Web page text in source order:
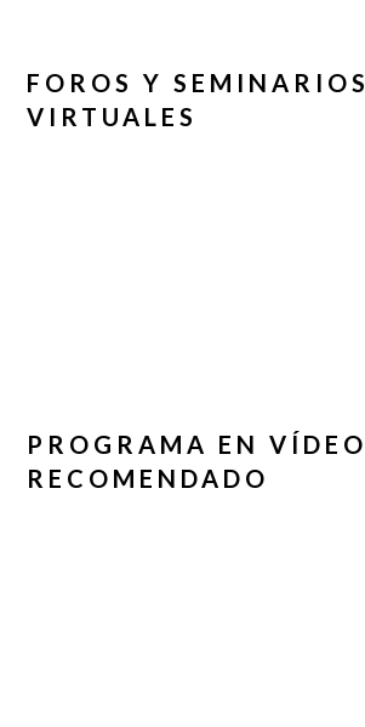
FOROS Y SEMINARIOS
VIRTUALES
PROGRAMA EN VÍDEO
RECOMENDADO